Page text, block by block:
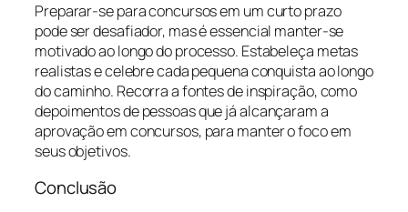
Preparar-se para concursos em um curto prazo
pode ser desafiador, mas é essencial manter-se
motivado ao longo do processo. Estabeleça metas
realistas e celebre cada pequena conquista ao longo
do caminho. Recorra a fontes de inspiração, como
depoimentos de pessoas que já alcançaram a
aprovação em concursos, para manter o foco em
seus objetivos.
Conclusão